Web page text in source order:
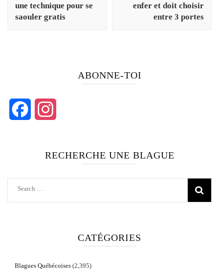
une technique pour se
saouler gratis
enfer et doit choisir
entre 3 portes
ABONNE-TOI
RECHERCHE UNE BLAGUE
Search
CATÉGORIES
Blagues Québécoises (2,395)